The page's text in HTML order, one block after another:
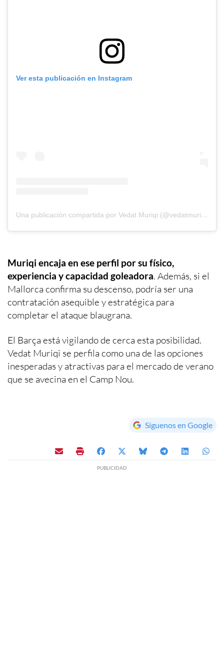
Ver esta publicación en Instagram
Una publicación compartida por Vedat Muriqi (@vedatmuriqi)
Muriqi encaja en ese perfil por su físico,
experiencia y capacidad goleadora. Además, si el
Mallorca confirma su descenso, podría ser una
contratación asequible y estratégica para
completar el ataque blaugrana.
El Barça está vigilando de cerca esta posibilidad.
Vedat Muriqi se perfila como una de las opciones
inesperadas y atractivas para el mercado de verano
que se avecina en el Camp Nou.
Síguenos en Google